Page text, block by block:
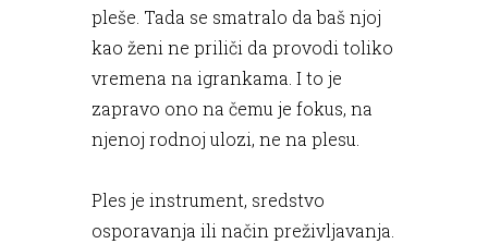
pleše. Tada se smatralo da baš njoj
kao ženi ne priliči da provodi toliko
vremena na igrankama. I to je
zapravo ono na čemu je fokus, na
njenoj rodnoj ulozi, ne na plesu.
Ples je instrument, sredstvo
osporavanja ili način preživljavanja.